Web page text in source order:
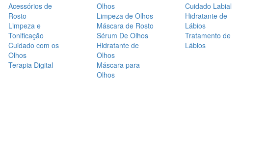
Acessórios de
Rosto
Limpeza e
Tonificação
Cuidado com os
Olhos
Terapia Digital
Olhos
Limpeza de Olhos
Máscara de Rosto
Sérum De Olhos
Hidratante de
Olhos
Máscara para
Olhos
Cuidado Labial
Hidratante de
Lábios
Tratamento de
Lábios